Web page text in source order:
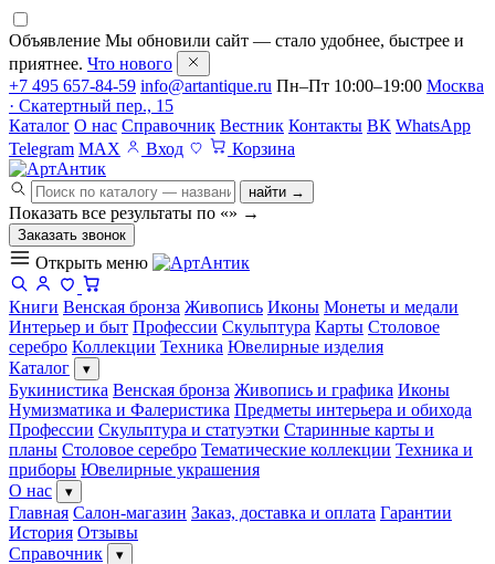
Объявление Мы обновили сайт — стало удобнее, быстрее и
приятнее. Что нового
+7 495 657-84-59 info@artantique.ru Пн–Пт 10:00–19:00 Москва
· Скатертный пер., 15
Каталог О нас Справочник Вестник Контакты ВК WhatsApp
Telegram MAX Вход Корзина
найти →
Показать все результаты по «» →
Заказать звонок
Открыть меню
Книги Венская бронза Живопись Иконы Монеты и медали
Интерьер и быт Профессии Скульптура Карты Столовое
серебро Коллекции Техника Ювелирные изделия
Каталог
▾
Букинистика Венская бронза Живопись и графика Иконы
Нумизматика и Фалеристика Предметы интерьера и обихода
Профессии Скульптура и статуэтки Старинные карты и
планы Столовое серебро Тематические коллекции Техника и
приборы Ювелирные украшения
О нас
▾
Главная Салон-магазин Заказ, доставка и оплата Гарантии
История Отзывы
Справочник
▾